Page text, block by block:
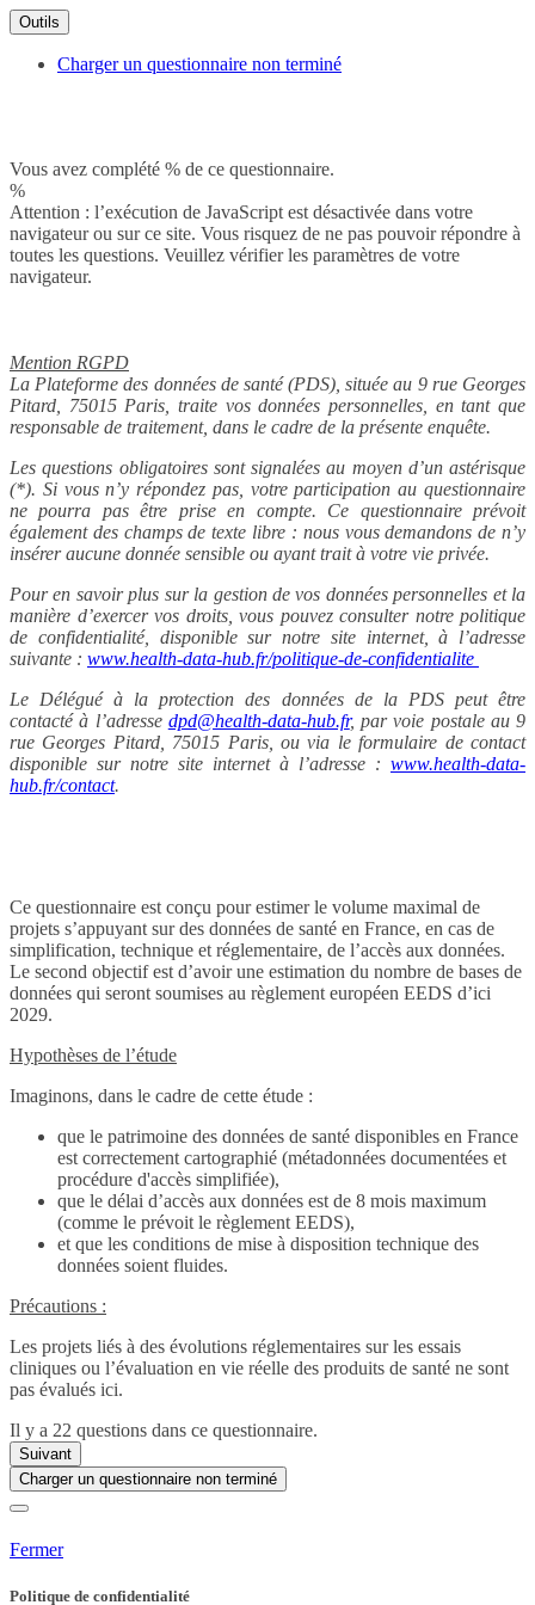
Outils
Charger un questionnaire non terminé
Vous avez complété % de ce questionnaire.
%
Attention : l’exécution de JavaScript est désactivée dans votre
navigateur ou sur ce site. Vous risquez de ne pas pouvoir répondre à
toutes les questions. Veuillez vérifier les paramètres de votre
navigateur.
Mention RGPD
La Plateforme des données de santé (PDS), située au 9 rue Georges
Pitard, 75015 Paris, traite vos données personnelles, en tant que
responsable de traitement, dans le cadre de la présente enquête.
Les questions obligatoires sont signalées au moyen d’un astérisque
(*). Si vous n’y répondez pas, votre participation au questionnaire
ne pourra pas être prise en compte. Ce questionnaire prévoit
également des champs de texte libre : nous vous demandons de n’y
insérer aucune donnée sensible ou ayant trait à votre vie privée.
Pour en savoir plus sur la gestion de vos données personnelles et la
manière d’exercer vos droits, vous pouvez consulter notre politique
de confidentialité, disponible sur notre site internet, à l’adresse
suivante : www.health-data-hub.fr/politique-de-confidentialite
Le Délégué à la protection des données de la PDS peut être
contacté à l’adresse dpd@health-data-hub.fr, par voie postale au 9
rue Georges Pitard, 75015 Paris, ou via le formulaire de contact
disponible sur notre site internet à l’adresse : www.health-data-
hub.fr/contact.
Ce questionnaire est conçu pour estimer le volume maximal de
projets s’appuyant sur des données de santé en France, en cas de
simplification, technique et réglementaire, de l’accès aux données.
Le second objectif est d’avoir une estimation du nombre de bases de
données qui seront soumises au règlement européen EEDS d’ici
2029.
Hypothèses de l’étude
Imaginons, dans le cadre de cette étude :
que le patrimoine des données de santé disponibles en France
est correctement cartographié (métadonnées documentées et
procédure d'accès simplifiée),
que le délai d’accès aux données est de 8 mois maximum
(comme le prévoit le règlement EEDS),
et que les conditions de mise à disposition technique des
données soient fluides.
Précautions :
Les projets liés à des évolutions réglementaires sur les essais
cliniques ou l’évaluation en vie réelle des produits de santé ne sont
pas évalués ici.
Il y a 22 questions dans ce questionnaire.
Suivant
Charger un questionnaire non terminé
Fermer
Politique de confidentialité